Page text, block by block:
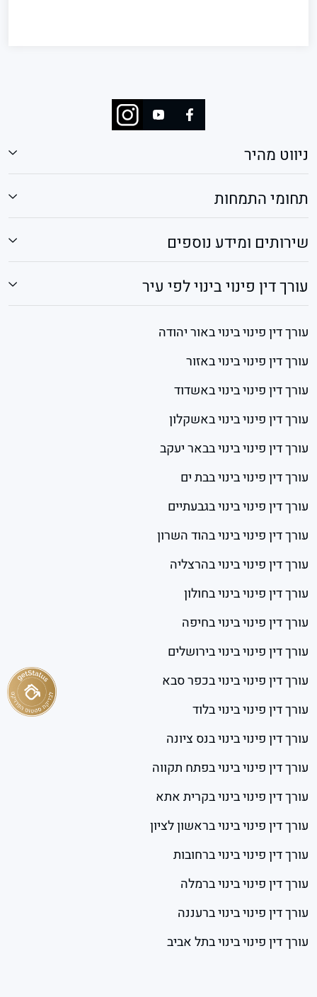
ניווט מהיר
תחומי התמחות
שירותים ומידע נוספים
עורך דין פינוי בינוי לפי עיר
עורך דין פינוי בינוי באור יהודה
עורך דין פינוי בינוי באזור
עורך דין פינוי בינוי באשדוד
עורך דין פינוי בינוי באשקלון
עורך דין פינוי בינוי בבאר יעקב
עורך דין פינוי בינוי בבת ים
עורך דין פינוי בינוי בגבעתיים
עורך דין פינוי בינוי בהוד השרון
עורך דין פינוי בינוי בהרצליה
עורך דין פינוי בינוי בחולון
עורך דין פינוי בינוי בחיפה
עורך דין פינוי בינוי בירושלים
עורך דין פינוי בינוי בכפר סבא
עורך דין פינוי בינוי בלוד
עורך דין פינוי בינוי בנס ציונה
עורך דין פינוי בינוי בפתח תקווה
עורך דין פינוי בינוי בקרית אתא
עורך דין פינוי בינוי בראשון לציון
עורך דין פינוי בינוי ברחובות
עורך דין פינוי בינוי ברמלה
עורך דין פינוי בינוי ברעננה
עורך דין פינוי בינוי בתל אביב